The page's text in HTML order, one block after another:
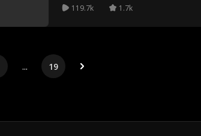
ขนิษฐาของนางต่างหาก เมื่อฉู่จ้าวเสวี่ยได้กลั
เสด็จพ่อให้พระราชทานการสมรสกับเผยฉืออั
119.7k 1.7k
... 19